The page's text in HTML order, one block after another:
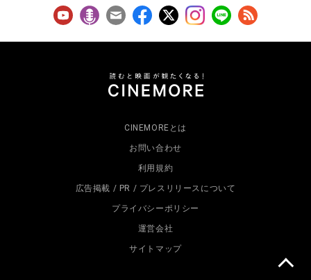
CINEMOREとは
お問い合わせ
利用規約
広告掲載 / PR / プレスリリースについて
プライバシーポリシー
運営会社
サイトマップ